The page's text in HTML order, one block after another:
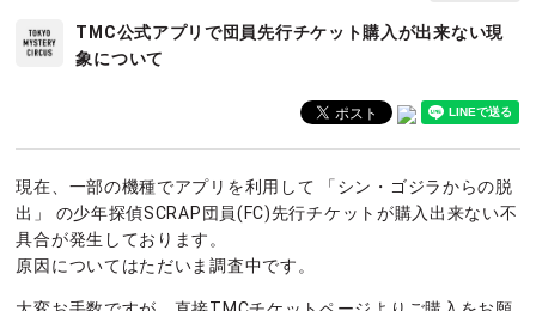
TMC公式アプリで団員先行チケット購入が出来ない現
象について
現在、一部の機種でアプリを利用して 「シン・ゴジラからの脱
出」 の少年探偵SCRAP団員(FC)先行チケットが購入出来ない不
具合が発生しております。
原因についてはただいま調査中です。